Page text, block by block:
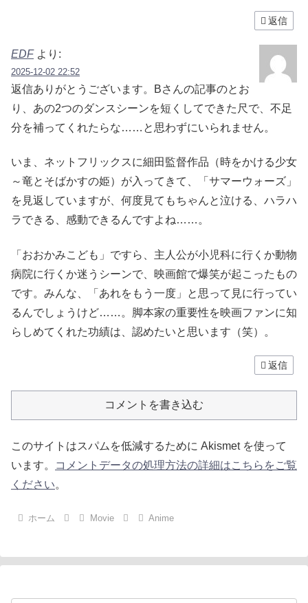
返信
EDF より:
2025-12-02 22:52
返信ありがとうございます。Bさんの記事のとお
り、あの2つのダンスシーンを短くしてできた尺で、不足
分を補ってくれたらな……と思わずにいられません。
いま、ネットフリックスに細田監督作品（時をかける少女
～竜とそばかすの姫）が入ってきて、「サマーウォーズ」
を見返していますが、何度見てもちゃんと泣ける、ハラハ
ラできる、感動できるんですよね……。
「おおかみこども」ですら、主人公が小児科に行くか動物
病院に行くか迷うシーンで、映画館で爆笑が起こったもの
です。みんな、「あれをもう一度」と思って見に行ってい
るんでしょうけど……。脚本家の重要性を映画ファンに知
らしめてくれた功績は、認めたいと思います（笑）。
返信
コメントを書き込む
このサイトはスパムを低減するために Akismet を使って
います。
コメントデータの処理方法の詳細はこちらをご覧
ください。
ホーム Movie Anime